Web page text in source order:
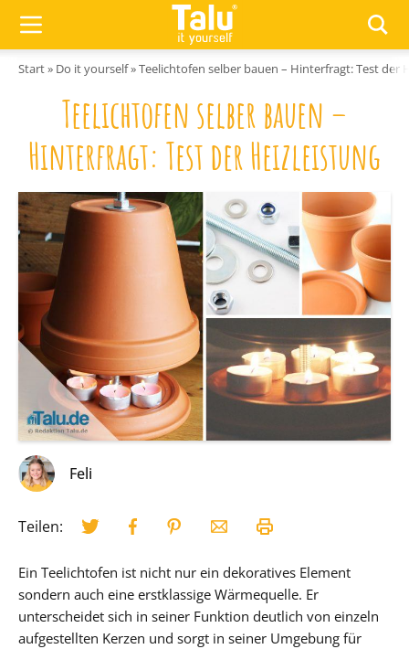
Start» Do it yourself»Teelichtofen selber bauen – Hinterfragt: Test der
Teelichtofen selber bauen –
Hinterfragt: Test der Heizleistung
Feli
Teilen:
Ein Teelichtofen ist nicht nur ein dekoratives Element
sondern auch eine erstklassige Wärmequelle. Er
unterscheidet sich in seiner Funktion deutlich von einzeln
aufgestellten Kerzen und sorgt in seiner Umgebung für